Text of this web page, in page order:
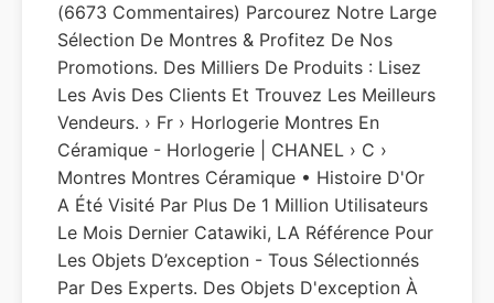
(6673 Commentaires) Parcourez Notre Large
Sélection De Montres & Profitez De Nos
Promotions. Des Milliers De Produits : Lisez
Les Avis Des Clients Et Trouvez Les Meilleurs
Vendeurs. › Fr › Horlogerie Montres En
Céramique - Horlogerie | CHANEL › C ›
Montres Montres Céramique • Histoire D'Or
A Été Visité Par Plus De 1 Million Utilisateurs
Le Mois Dernier Catawiki, LA Référence Pour
Les Objets D’exception - Tous Sélectionnés
Par Des Experts. Des Objets D'exception À